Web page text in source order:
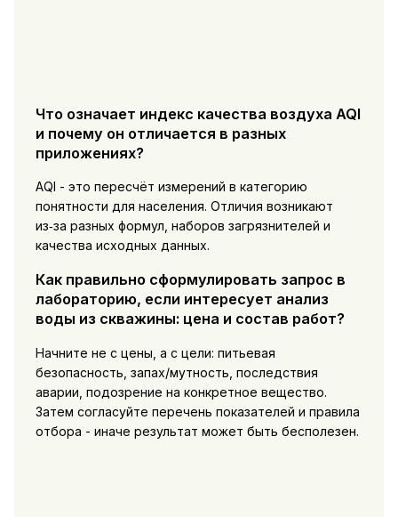
Что означает индекс качества воздуха AQI
и почему он отличается в разных
приложениях?
AQI - это пересчёт измерений в категорию
понятности для населения. Отличия возникают
из‑за разных формул, наборов загрязнителей и
качества исходных данных.
Как правильно сформулировать запрос в
лабораторию, если интересует анализ
воды из скважины: цена и состав работ?
Начните не с цены, а с цели: питьевая
безопасность, запах/мутность, последствия
аварии, подозрение на конкретное вещество.
Затем согласуйте перечень показателей и правила
отбора - иначе результат может быть бесполезен.